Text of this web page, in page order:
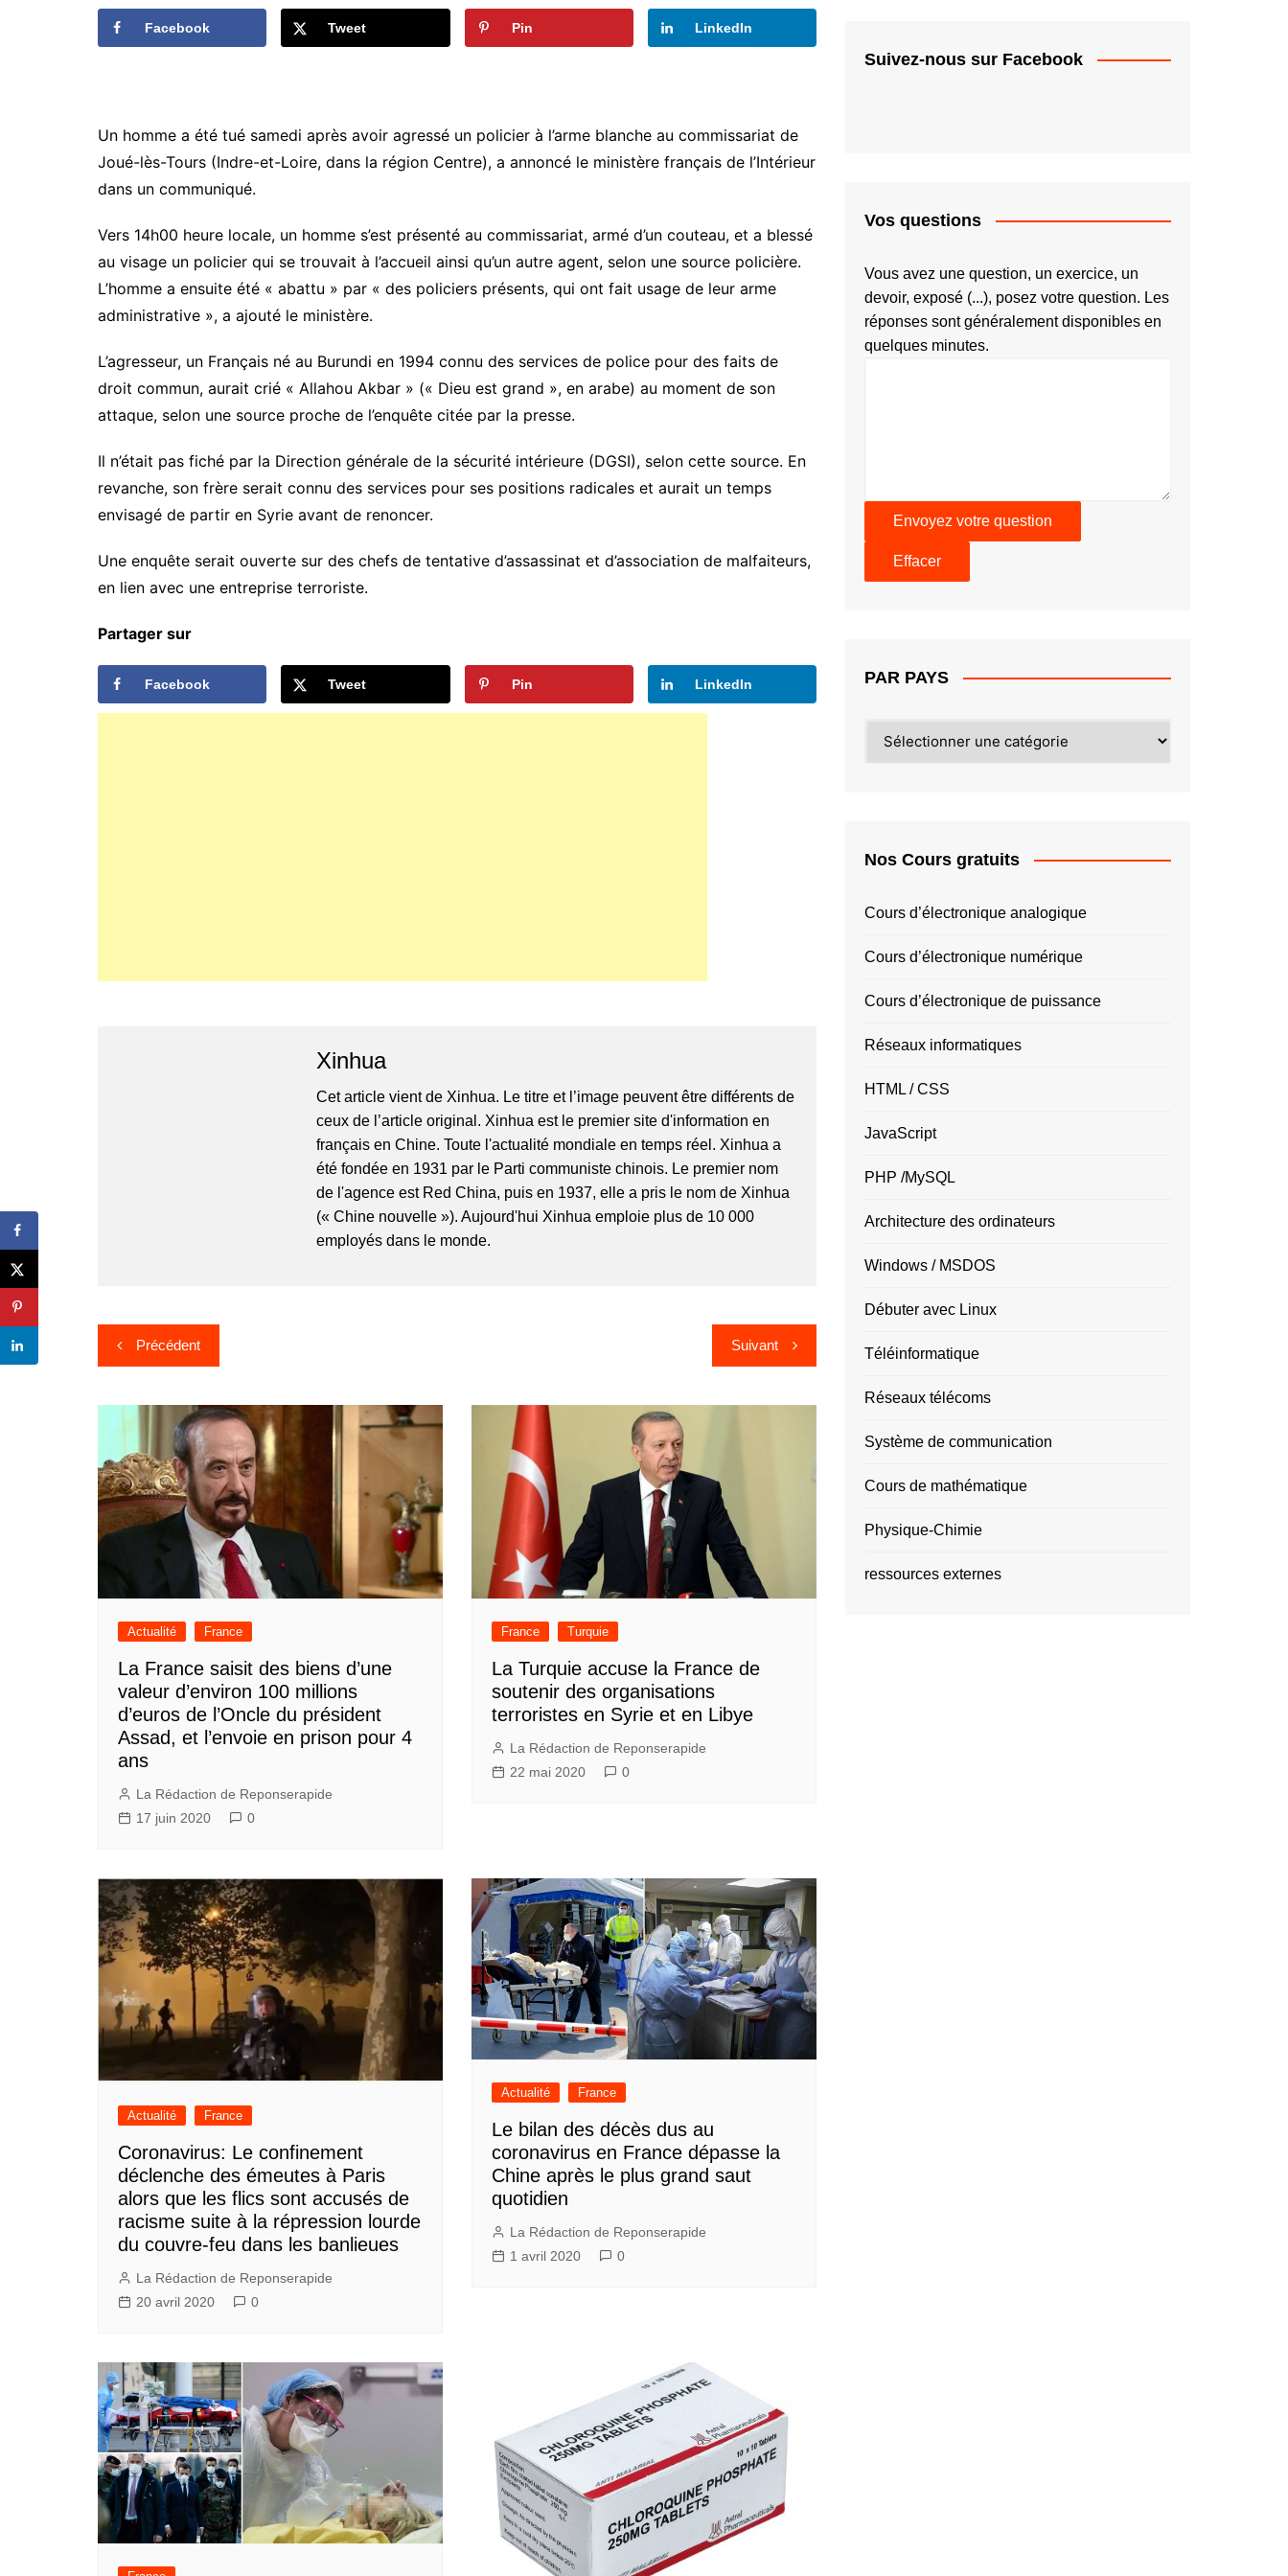
Facebook Tweet Pin LinkedIn
Un homme a été tué samedi après avoir agressé un policier à l’arme blanche au commissariat de
Joué-lès-Tours (Indre-et-Loire, dans la région Centre), a annoncé le ministère français de l’Intérieur
dans un communiqué.
Vers 14h00 heure locale, un homme s’est présenté au commissariat, armé d’un couteau, et a blessé
au visage un policier qui se trouvait à l’accueil ainsi qu’un autre agent, selon une source policière.
L’homme a ensuite été « abattu » par « des policiers présents, qui ont fait usage de leur arme
administrative », a ajouté le ministère.
L’agresseur, un Français né au Burundi en 1994 connu des services de police pour des faits de
droit commun, aurait crié « Allahou Akbar » (« Dieu est grand », en arabe) au moment de son
attaque, selon une source proche de l’enquête citée par la presse.
Il n’était pas fiché par la Direction générale de la sécurité intérieure (DGSI), selon cette source. En
revanche, son frère serait connu des services pour ses positions radicales et aurait un temps
envisagé de partir en Syrie avant de renoncer.
Une enquête serait ouverte sur des chefs de tentative d’assassinat et d’association de malfaiteurs,
en lien avec une entreprise terroriste.
Partager sur
Facebook Tweet Pin LinkedIn
Xinhua
Cet article vient de Xinhua. Le titre et l’image peuvent être différents de
ceux de l’article original. Xinhua est le premier site d'information en
français en Chine. Toute l'actualité mondiale en temps réel. Xinhua a
été fondée en 1931 par le Parti communiste chinois. Le premier nom
de l'agence est Red China, puis en 1937, elle a pris le nom de Xinhua
(« Chine nouvelle »). Aujourd'hui Xinhua emploie plus de 10 000
employés dans le monde.
Navigation
de
l’article
Précédent Suivant
Actualité France
La France saisit des biens d’une
valeur d’environ 100 millions
d’euros de l’Oncle du président
Assad, et l’envoie en prison pour 4
ans
La Rédaction de Reponserapide
17 juin 2020
0
France Turquie
La Turquie accuse la France de
soutenir des organisations
terroristes en Syrie et en Libye
La Rédaction de Reponserapide
22 mai 2020
0
Actualité France
Coronavirus: Le confinement
déclenche des émeutes à Paris
alors que les flics sont accusés de
racisme suite à la répression lourde
du couvre-feu dans les banlieues
La Rédaction de Reponserapide
20 avril 2020
0
Actualité France
Le bilan des décès dus au
coronavirus en France dépasse la
Chine après le plus grand saut
quotidien
La Rédaction de Reponserapide
1 avril 2020
0
Suivez-nous sur Facebook
Vos questions
Vous avez une question, un exercice, un
devoir, exposé (...), posez votre question. Les
réponses sont généralement disponibles en
quelques minutes.
PAR PAYS
PAYS
Nos Cours gratuits
Cours d’électronique analogique
Cours d’électronique numérique
Cours d’électronique de puissance
Réseaux informatiques
HTML / CSS
JavaScript
PHP /MySQL
Architecture des ordinateurs
Windows / MSDOS
Débuter avec Linux
Téléinformatique
Réseaux télécoms
Système de communication
Cours de mathématique
Physique-Chimie
ressources externes